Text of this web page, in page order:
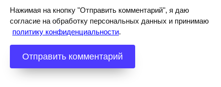
Нажимая на кнопку "Отправить комментарий", я даю
согласие на обработку персональных данных и принимаю
политику конфиденциальности.